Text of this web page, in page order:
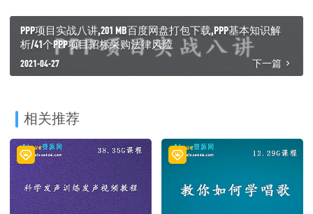
PPP项目实战八讲,201 MB百度网盘打包下载,PPP基本知识解
析/41个PPP项目招标采购法律风险
2021-04-27 下一篇
相关推荐